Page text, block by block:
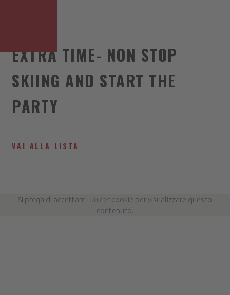
EXTRA TIME- NON STOP
SKIING AND START THE
PARTY
VAI ALLA LISTA
Si prega di accettare i Juicer cookie per visualizzare questo
contenuto.